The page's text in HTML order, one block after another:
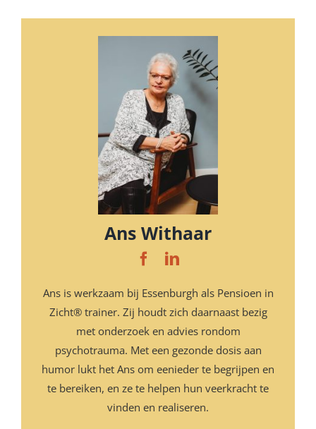
Ans Withaar
Ans is werkzaam bij Essenburgh als Pensioen in
Zicht® trainer. Zij houdt zich daarnaast bezig
met onderzoek en advies rondom
psychotrauma. Met een gezonde dosis aan
humor lukt het Ans om eenieder te begrijpen en
te bereiken, en ze te helpen hun veerkracht te
vinden en realiseren.